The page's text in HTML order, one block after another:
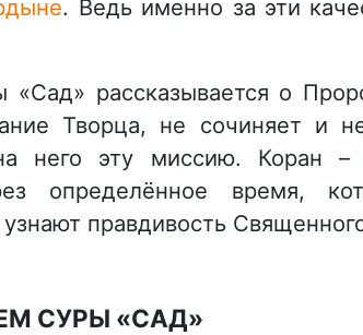
. Ведь именно за эти
«Сад» рассказывается о
Творца, не сочиняет и
него эту миссию. Коран –
определённое время,
правдивость
СУРЫ «САД»